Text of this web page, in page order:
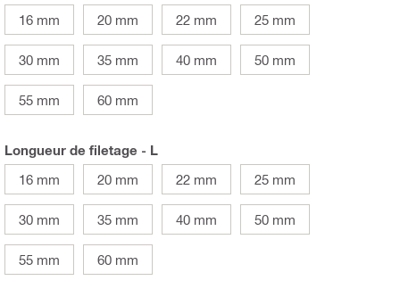
16 mm
20 mm 22 mm 25 mm
30 mm 35 mm 40 mm 50 mm
55 mm 60 mm
Longueur de filetage - L
16 mm
20 mm 22 mm 25 mm
30 mm 35 mm 40 mm 50 mm
55 mm 60 mm